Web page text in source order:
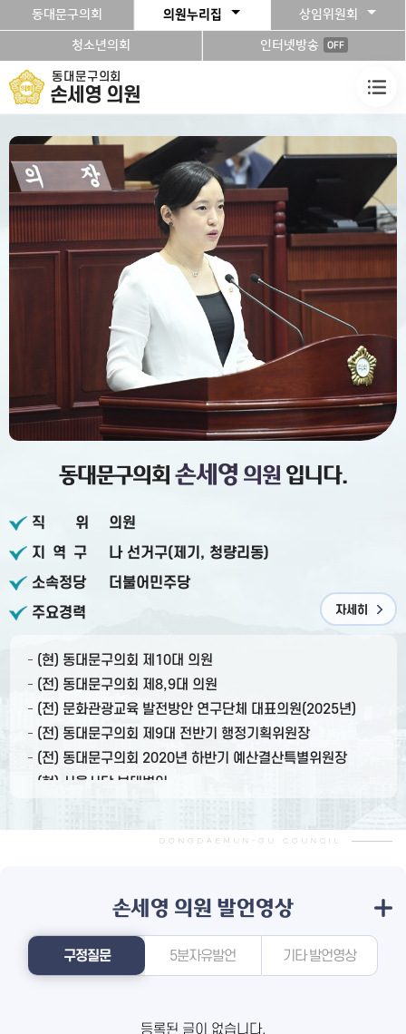
본문바로가기
동대문구의회 의원누리집 상임위원회
청소년의회 인터넷방송 OFF
동대문구의회
손세영 의원
동대문구의회 손세영 의원 입니다.
직위의원
지역구
나 선거구(제기, 청량리동)
소속정당
더불어민주당
주요경력
(현) 동대문구의회 제10대 의원
(전) 동대문구의회 제8,9대 의원
(전) 문화관광교육 발전방안 연구단체 대표의원(2025년)
(전) 동대문구의회 제9대 전반기 행정기획위원장
(전) 동대문구의회 2020년 하반기 예산결산특별위원장
(현) 서울시당 부대변인
한국외국어대학교 정치행정언론대학원 석사과정 수료
자세히
DONGDAEMUN-GU COUNCIL
손세영 의원 발언영상
구정질문
등록된 글이 없습니다.
5분자유발언 기타 발언영상